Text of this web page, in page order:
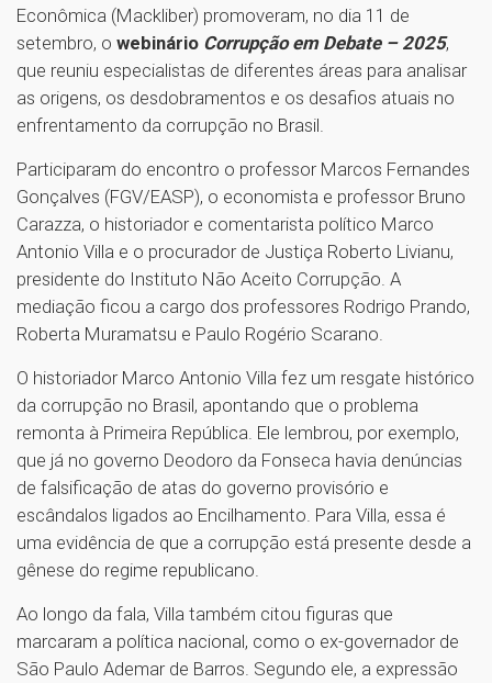
Econômica (Mackliber) promoveram, no dia 11 de
setembro, o webinário Corrupção em Debate – 2025,
que reuniu especialistas de diferentes áreas para analisar
as origens, os desdobramentos e os desafios atuais no
enfrentamento da corrupção no Brasil.
Participaram do encontro o professor Marcos Fernandes
Gonçalves (FGV/EASP), o economista e professor Bruno
Carazza, o historiador e comentarista político Marco
Antonio Villa e o procurador de Justiça Roberto Livianu,
presidente do Instituto Não Aceito Corrupção. A
mediação ficou a cargo dos professores Rodrigo Prando,
Roberta Muramatsu e Paulo Rogério Scarano.
O historiador Marco Antonio Villa fez um resgate histórico
da corrupção no Brasil, apontando que o problema
remonta à Primeira República. Ele lembrou, por exemplo,
que já no governo Deodoro da Fonseca havia denúncias
de falsificação de atas do governo provisório e
escândalos ligados ao Encilhamento. Para Villa, essa é
uma evidência de que a corrupção está presente desde a
gênese do regime republicano.
Ao longo da fala, Villa também citou figuras que
marcaram a política nacional, como o ex-governador de
São Paulo Ademar de Barros. Segundo ele, a expressão